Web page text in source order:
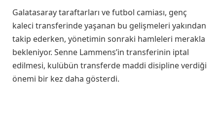
Galatasaray taraftarları ve futbol camiası, genç
kaleci transferinde yaşanan bu gelişmeleri yakından
takip ederken, yönetimin sonraki hamleleri merakla
bekleniyor. Senne Lammens’in transferinin iptal
edilmesi, kulübün transferde maddi disipline verdiği
önemi bir kez daha gösterdi.